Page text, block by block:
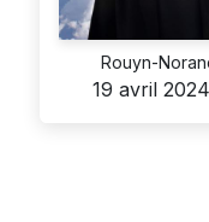
Rouyn-
19 avril